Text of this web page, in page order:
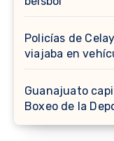
Policías de
viajaba en
Guanajuato
Boxeo de la